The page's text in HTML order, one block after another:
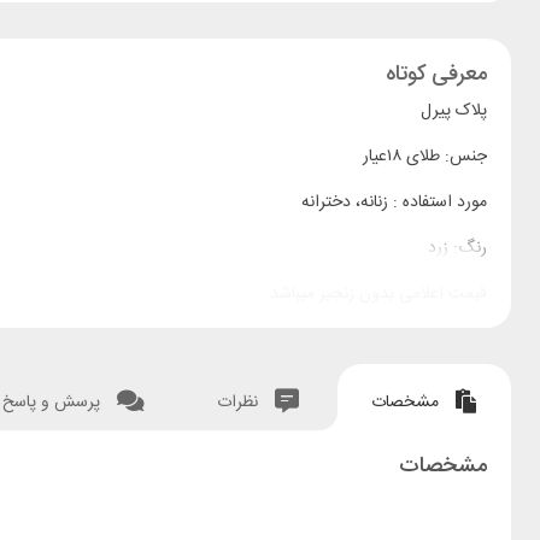
معرفی کوتاه
پلاک پیرل
جنس: طلای ۱۸عیار
مورد استفاده : زنانه، دخترانه
رنگ: زرد
مشخصات نظرات پرسش و پاسخ
مشخصات